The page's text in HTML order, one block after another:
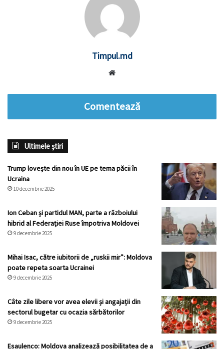
Timpul.md
Comentează
Ultimele știri
Trump lovește din nou în UE pe tema păcii în
Ucraina
10 decembrie 2025
Ion Ceban și partidul MAN, parte a războiului
hibrid al Federației Ruse împotriva Moldovei
9 decembrie 2025
Mihai Isac, către iubitorii de „ruskii mir”: Moldova
poate repeta soarta Ucrainei
9 decembrie 2025
Câte zile libere vor avea elevii și angajații din
sectorul bugetar cu ocazia sărbătorilor
9 decembrie 2025
Esaulenco: Moldova analizează posibilitatea de a